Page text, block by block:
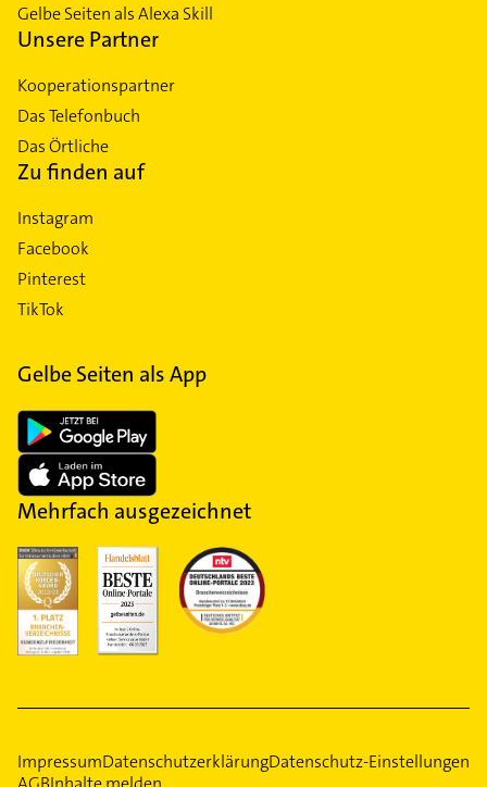
Gelbe Seiten als Alexa Skill
Unsere Partner
Kooperationspartner
Das Telefonbuch
Das Örtliche
Zu finden auf
Instagram
Facebook
Pinterest
TikTok
Gelbe Seiten als App
Mehrfach ausgezeichnet
ImpressumDatenschutzerklärungDatenschutz-Einstellungen